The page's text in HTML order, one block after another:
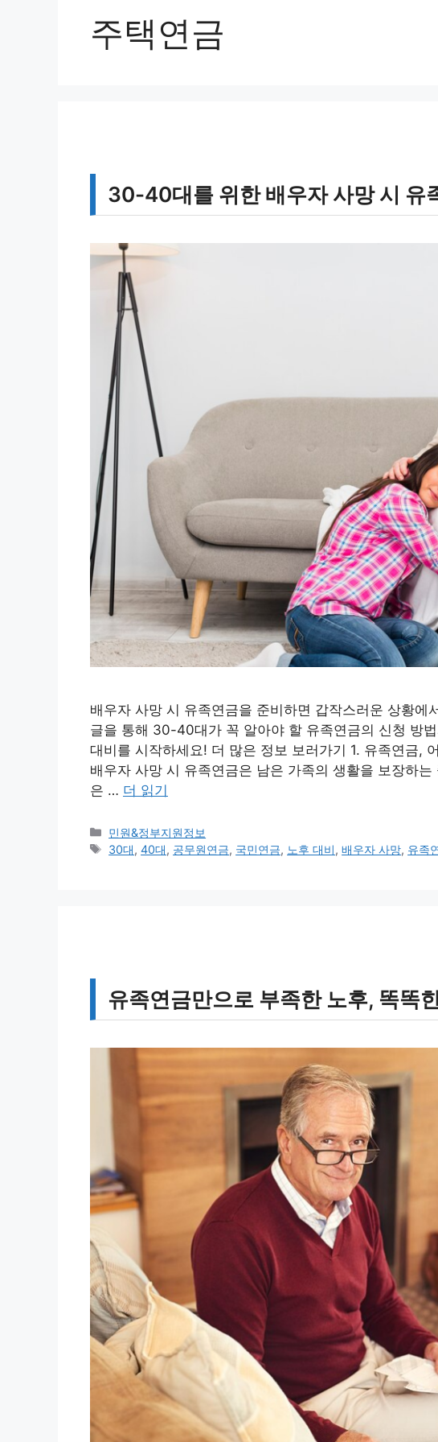
주택연금
30-40대를 위한 배우자 사망 시 유
배우자 사망 시 유족연금을 준비하면 갑작스러운 상황에
글을 통해 30-40대가 꼭 알아야 할 유족연금의 신청 방
대비를 시작하세요! 더 많은 정보 보러가기 1. 유족연금,
배우자 사망 시 유족연금은 남은 가족의 생활을 보장하
은 … 더 읽기
카
테
민원&정부지원정보
태
30대,40대, 공무원연금, 국민연금, 노후 대비,배우자 사망, 유족
유족연금만으로 부족한 노후, 똑똑